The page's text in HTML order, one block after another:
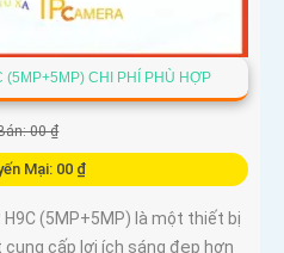
(5MP+5MP) CHI PHÍ PHÙ HỢP
00 ₫
Mại: 00 ₫
H9C (5MP+5MP) là một thiết bị
cấp lợi ích sáng đẹp hơn